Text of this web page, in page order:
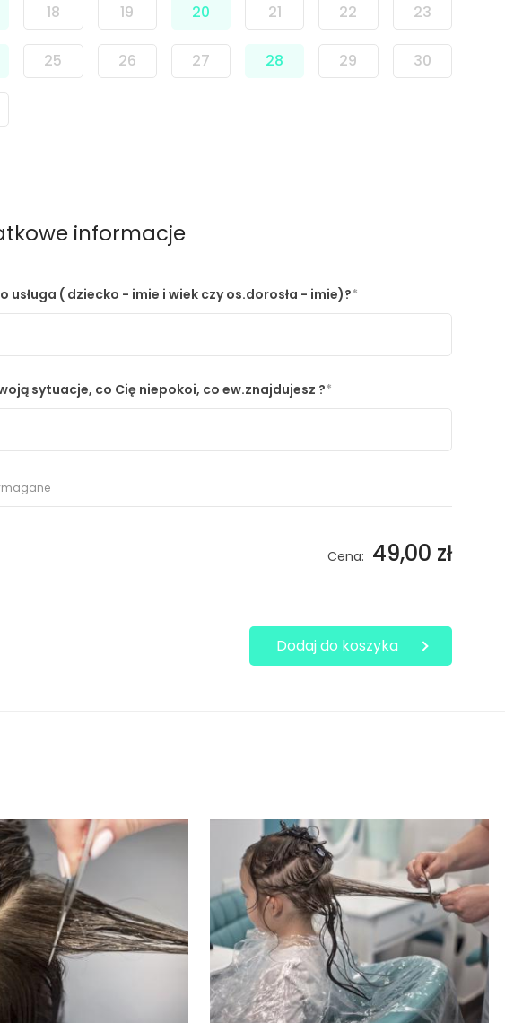
18 19 20 21 22 23
25 26 27 28 29 30
informacje
usługa ( dziecko - imie i wiek czy os.dorosła - imie)?
sytuacje, co Cię niepokoi, co ew.znajdujesz ?
Cena: 49,00 zł
Dodaj do koszyka